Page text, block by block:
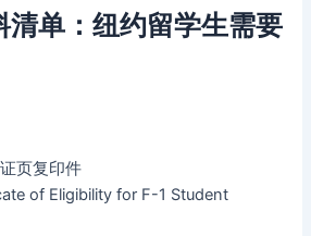
清单：纽约留学生需要
页复印件
of Eligibility for F-1 Student